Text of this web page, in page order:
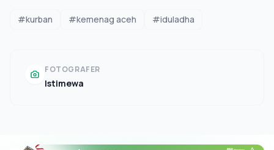
#kurban #kemenag aceh #iduladha
FOTOGRAFER
Istimewa